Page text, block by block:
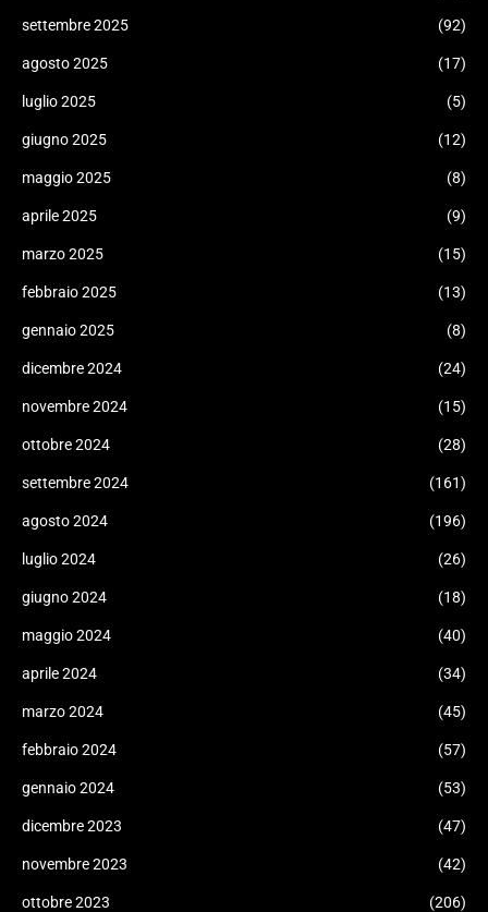
settembre 2025 (92)
agosto 2025 (17)
luglio 2025 (5)
giugno 2025 (12)
maggio 2025 (8)
aprile 2025 (9)
marzo 2025 (15)
febbraio 2025 (13)
gennaio 2025 (8)
dicembre 2024 (24)
novembre 2024 (15)
ottobre 2024 (28)
settembre 2024 (161)
agosto 2024 (196)
luglio 2024 (26)
giugno 2024 (18)
maggio 2024 (40)
aprile 2024 (34)
marzo 2024 (45)
febbraio 2024 (57)
gennaio 2024 (53)
dicembre 2023 (47)
novembre 2023 (42)
ottobre 2023 (206)